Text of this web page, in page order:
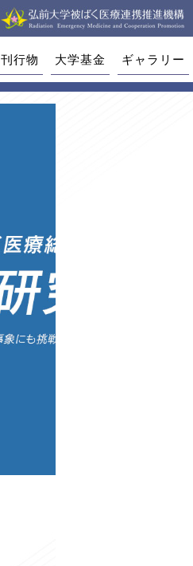
刊行物 大学基金 ギャラリー